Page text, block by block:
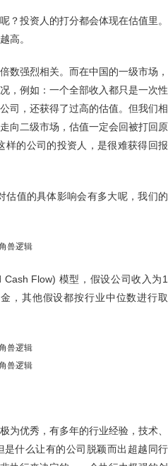
？投资人的打分都会体现在估值里。
高。
数强烈相关。而在中国的一级市场，
，例如：一个全部收入都只是一次性
司，还获得了过高的估值。但我们相
向二级市场，估值一定会回被打回原
样的公司的投资人，是很难获得回报
估值的具体影响会有多大呢，我们的
Flow) 模型，假设公司收入为1
，其他假设都按行业中位数进行取
为优秀，有多年的行业经验，技术、
什么让有的公司脱颖而出超越同行